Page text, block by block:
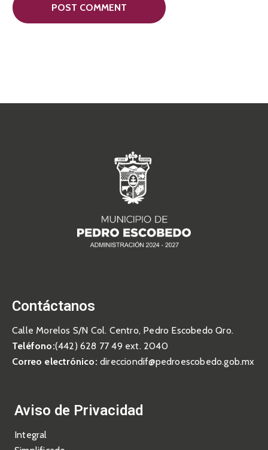
Contáctanos
Calle Morelos S/N Col. Centro, Pedro Escobedo Qro.
Teléfono:(442) 628 77 49 ext. 2040
Correo electrónico: direcciondif@pedroescobedo.gob.mx
Aviso de Privacidad
Integral